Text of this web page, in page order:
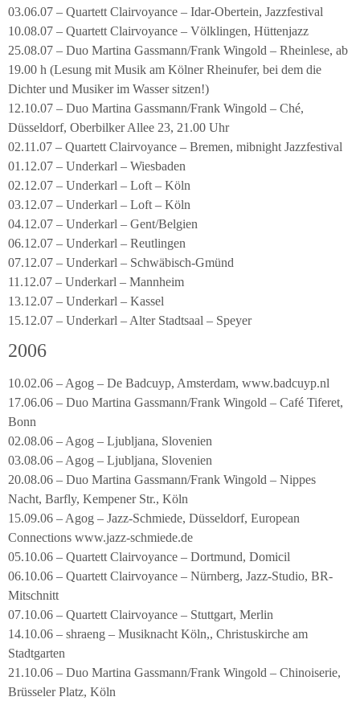
03.06.07 – Quartett Clairvoyance – Idar-Obertein, Jazzfestival
10.08.07 – Quartett Clairvoyance – Völklingen, Hüttenjazz
25.08.07 – Duo Martina Gassmann/Frank Wingold – Rheinlese, ab
19.00 h (Lesung mit Musik am Kölner Rheinufer, bei dem die
Dichter und Musiker im Wasser sitzen!)
12.10.07 – Duo Martina Gassmann/Frank Wingold – Ché,
Düsseldorf, Oberbilker Allee 23, 21.00 Uhr
02.11.07 – Quartett Clairvoyance – Bremen, mibnight Jazzfestival
01.12.07 – Underkarl – Wiesbaden
02.12.07 – Underkarl – Loft – Köln
03.12.07 – Underkarl – Loft – Köln
04.12.07 – Underkarl – Gent/Belgien
06.12.07 – Underkarl – Reutlingen
07.12.07 – Underkarl – Schwäbisch-Gmünd
11.12.07 – Underkarl – Mannheim
13.12.07 – Underkarl – Kassel
15.12.07 – Underkarl – Alter Stadtsaal – Speyer
2006
10.02.06 – Agog – De Badcuyp, Amsterdam, www.badcuyp.nl
17.06.06 – Duo Martina Gassmann/Frank Wingold – Café Tiferet,
Bonn
02.08.06 – Agog – Ljubljana, Slovenien
03.08.06 – Agog – Ljubljana, Slovenien
20.08.06 – Duo Martina Gassmann/Frank Wingold – Nippes
Nacht, Barfly, Kempener Str., Köln
15.09.06 – Agog – Jazz-Schmiede, Düsseldorf, European
Connections www.jazz-schmiede.de
05.10.06 – Quartett Clairvoyance – Dortmund, Domicil
06.10.06 – Quartett Clairvoyance – Nürnberg, Jazz-Studio, BR-
Mitschnitt
07.10.06 – Quartett Clairvoyance – Stuttgart, Merlin
14.10.06 – shraeng – Musiknacht Köln,, Christuskirche am
Stadtgarten
21.10.06 – Duo Martina Gassmann/Frank Wingold – Chinoiserie,
Brüsseler Platz, Köln